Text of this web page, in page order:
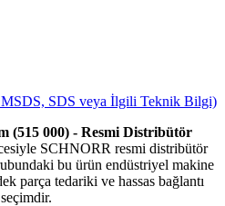
SDS veya İlgili Teknik Bilgi)
(515 000) - Resmi Distribütör
SCHNORR resmi distribütör
bu ürün endüstriyel makine
parça tedariki ve hassas bağlantı